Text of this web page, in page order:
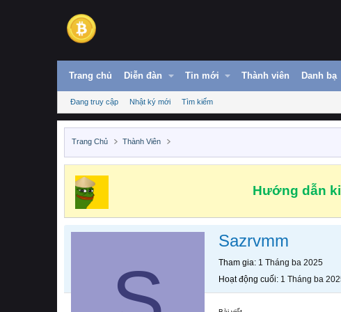
Trang chủ Diễn đàn Tin mới Thành viên Danh bạ
Đang truy cập Nhật ký mới Tìm kiếm
Trang Chủ Thành Viên
Hướng dẫn
Sazrvmm
Tham gia 1 Tháng ba 2025
Hoạt động cuối 1 Tháng ba